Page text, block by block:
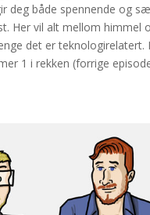
deg både spennende og
Her vil alt mellom himmel
det er teknologirelatert.
1 i rekken (forrige